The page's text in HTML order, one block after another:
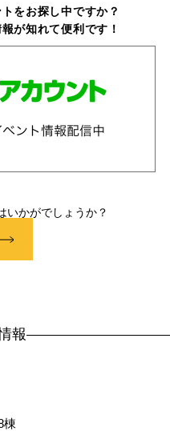
をお探し中ですか？
が知れて便利です！
いかがでしょうか？
報
棟